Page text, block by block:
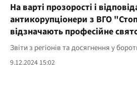
На варті прозорості і
антикорупціонери з ВГО
відзначають професійне
Звіти з регіонів та досягнення у
9.12.2024 15:02